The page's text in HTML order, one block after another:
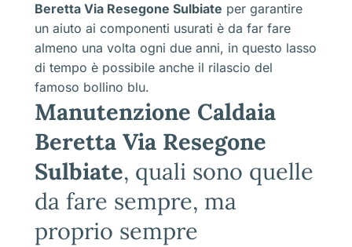
Beretta Via Resegone Sulbiate per garantire
un aiuto ai componenti usurati è da far fare
almeno una volta ogni due anni, in questo lasso
di tempo è possibile anche il rilascio del
famoso bollino blu.
Manutenzione Caldaia
Beretta Via Resegone
Sulbiate, quali sono quelle
da fare sempre, ma
proprio sempre